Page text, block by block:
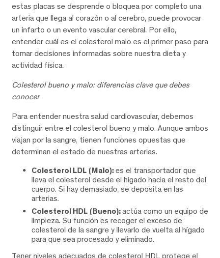
estas placas se desprende o bloquea por completo una
arteria que llega al corazón o al cerebro, puede provocar
un infarto o un evento vascular cerebral. Por ello,
entender cuál es el colesterol malo es el primer paso para
tomar decisiones informadas sobre nuestra dieta y
actividad física.
Colesterol bueno y malo: diferencias clave que debes
conocer
Para entender nuestra salud cardiovascular, debemos
distinguir entre el colesterol bueno y malo. Aunque ambos
viajan por la sangre, tienen funciones opuestas que
determinan el estado de nuestras arterias.
Colesterol LDL (Malo):es el transportador que
lleva el colesterol desde el hígado hacia el resto del
cuerpo. Si hay demasiado, se deposita en las
arterias.
Colesterol HDL (Bueno):actúa como un equipo de
limpieza. Su función es recoger el exceso de
colesterol de la sangre y llevarlo de vuelta al hígado
para que sea procesado y eliminado.
Tener niveles adecuados de colesterol HDL protege el